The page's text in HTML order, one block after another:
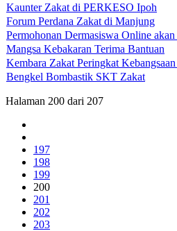
Kaunter Zakat di PERKESO Ipoh
Forum Perdana Zakat di Manjung
Permohonan Dermasiswa Online
Mangsa Kebakaran Terima Bantuan
Kembara Zakat Peringkat
Bengkel Bombastik SKT Zakat
Halaman 200 dari 207
197
198
199
200
201
202
203